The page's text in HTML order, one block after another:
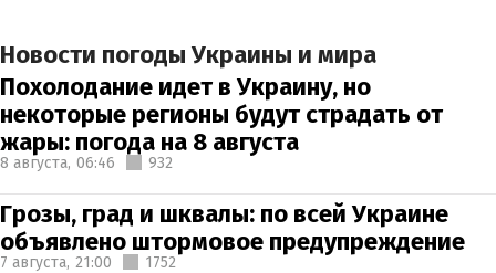
Новости погоды Украины и мира
Похолодание идет в Украину, но
некоторые регионы будут страдать от
жары: погода на 8 августа
8 августа, 06:46 932
Грозы, град и шквалы: по всей Украине
объявлено штормовое предупреждение
7 августа, 21:00 1752